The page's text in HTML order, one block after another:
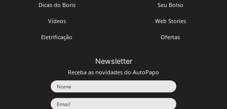
Dicas do Boris
Vídeos
Eletrificação
Seu Bolso
Web Stories
Ofertas
Newsletter
Receba as novidades do AutoPapo